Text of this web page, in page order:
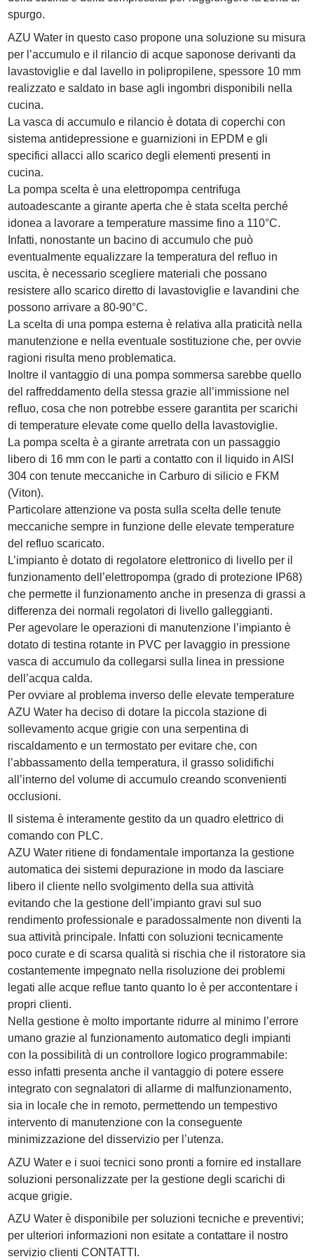
spurgo.
AZU Water in questo caso propone una soluzione su misura
per l’accumulo e il rilancio di acque saponose derivanti da
lavastoviglie e dal lavello in polipropilene, spessore 10 mm
realizzato e saldato in base agli ingombri disponibili nella
cucina.
La vasca di accumulo e rilancio è dotata di coperchi con
sistema antidepressione e guarnizioni in EPDM e gli
specifici allacci allo scarico degli elementi presenti in
cucina.
La pompa scelta è una elettropompa centrifuga
autoadescante a girante aperta che è stata scelta perché
idonea a lavorare a temperature massime fino a 110°C.
Infatti, nonostante un bacino di accumulo che può
eventualmente equalizzare la temperatura del refluo in
uscita, è necessario scegliere materiali che possano
resistere allo scarico diretto di lavastoviglie e lavandini che
possono arrivare a 80-90°C.
La scelta di una pompa esterna è relativa alla praticità nella
manutenzione e nella eventuale sostituzione che, per ovvie
ragioni risulta meno problematica.
Inoltre il vantaggio di una pompa sommersa sarebbe quello
del raffreddamento della stessa grazie all’immissione nel
refluo, cosa che non potrebbe essere garantita per scarichi
di temperature elevate come quello della lavastoviglie.
La pompa scelta è a girante arretrata con un passaggio
libero di 16 mm con le parti a contatto con il liquido in AISI
304 con tenute meccaniche in Carburo di silicio e FKM
(Viton).
Particolare attenzione va posta sulla scelta delle tenute
meccaniche sempre in funzione delle elevate temperature
del refluo scaricato.
L’impianto è dotato di regolatore elettronico di livello per il
funzionamento dell’elettropompa (grado di protezione IP68)
che permette il funzionamento anche in presenza di grassi a
differenza dei normali regolatori di livello galleggianti.
Per agevolare le operazioni di manutenzione l’impianto è
dotato di testina rotante in PVC per lavaggio in pressione
vasca di accumulo da collegarsi sulla linea in pressione
dell’acqua calda.
Per ovviare al problema inverso delle elevate temperature
AZU Water ha deciso di dotare la piccola stazione di
sollevamento acque grigie con una serpentina di
riscaldamento e un termostato per evitare che, con
l’abbassamento della temperatura, il grasso solidifichi
all’interno del volume di accumulo creando sconvenienti
occlusioni.
Il sistema è interamente gestito da un quadro elettrico di
comando con PLC.
AZU Water ritiene di fondamentale importanza la gestione
automatica dei sistemi depurazione in modo da lasciare
libero il cliente nello svolgimento della sua attività
evitando che la gestione dell’impianto gravi sul suo
rendimento professionale e paradossalmente non diventi la
sua attività principale. Infatti con soluzioni tecnicamente
poco curate e di scarsa qualità si rischia che il ristoratore sia
costantemente impegnato nella risoluzione dei problemi
legati alle acque reflue tanto quanto lo è per accontentare i
propri clienti.
Nella gestione è molto importante ridurre al minimo l’errore
umano grazie al funzionamento automatico degli impianti
con la possibilità di un controllore logico programmabile:
esso infatti presenta anche il vantaggio di potere essere
integrato con segnalatori di allarme di malfunzionamento,
sia in locale che in remoto, permettendo un tempestivo
intervento di manutenzione con la conseguente
minimizzazione del disservizio per l’utenza.
AZU Water e i suoi tecnici sono pronti a fornire ed installare
soluzioni personalizzate per la gestione degli scarichi di
acque grigie.
AZU Water è disponibile per soluzioni tecniche e preventivi;
per ulteriori informazioni non esitate a contattare il nostro
servizio clientiCONTATTI .